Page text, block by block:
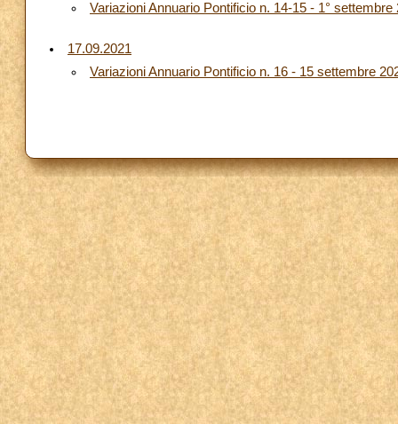
Variazioni Annuario Pontificio n. 14-15 - 1° settembre
17.09.2021
Variazioni Annuario Pontificio n. 16 - 15 settembre